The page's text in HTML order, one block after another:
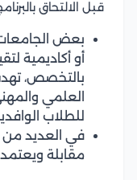
قبل الالتحاق
بعض
أو أكاديمية
بالتخصص،
العلمي
للطلاب
في العديد من
مقابلة